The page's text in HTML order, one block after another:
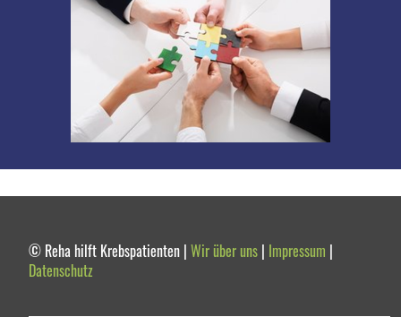
© Reha hilft Krebspatienten |Wir über uns | Impressum |
Datenschutz